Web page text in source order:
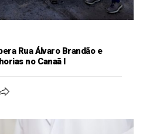
Rua Álvaro Brandão e
no Canaã I